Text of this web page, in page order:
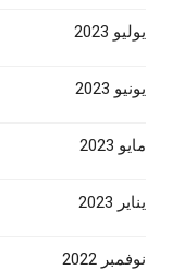
يوليو 2023
يونيو 2023
مايو 2023
يناير 2023
نوفمبر 2022